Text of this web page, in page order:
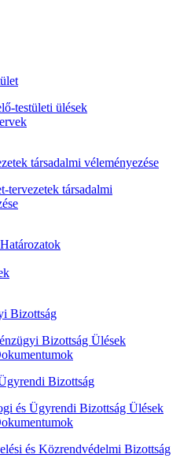
testületi ülések
társadalmi véleményezése
tervezetek társadalmi
Bizottság
Bizottság Ülések
Bizottság
és Ügyrendi Bizottság Ülések
és Közrendvédelmi Bizottság